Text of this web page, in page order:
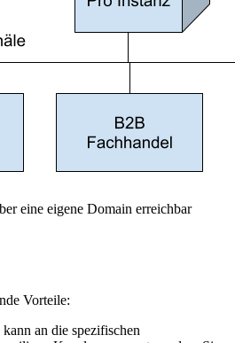
eine eigene Domain erreichbar
Vorteile:
an die spezifischen